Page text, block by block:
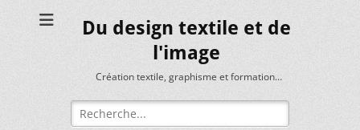
Du design textile et de
l'image
Création textile, graphisme et formation…
Rechercher :